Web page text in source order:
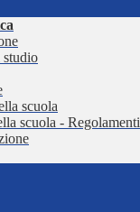
studio
scuola
scuola - Regolamenti